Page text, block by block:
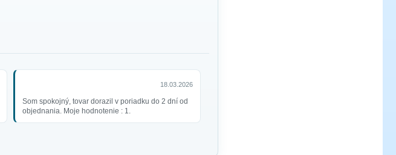
18.03.2026
Som spokojný, tovar dorazil v poriadku do 2 dní od
objednania. Moje hodnotenie : 1.